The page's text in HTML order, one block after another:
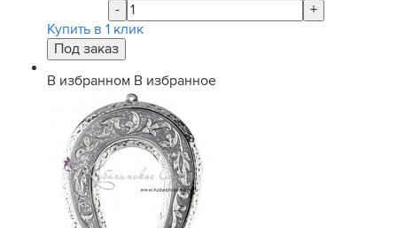
-
+
Купить в 1 клик
В избранном В избранное